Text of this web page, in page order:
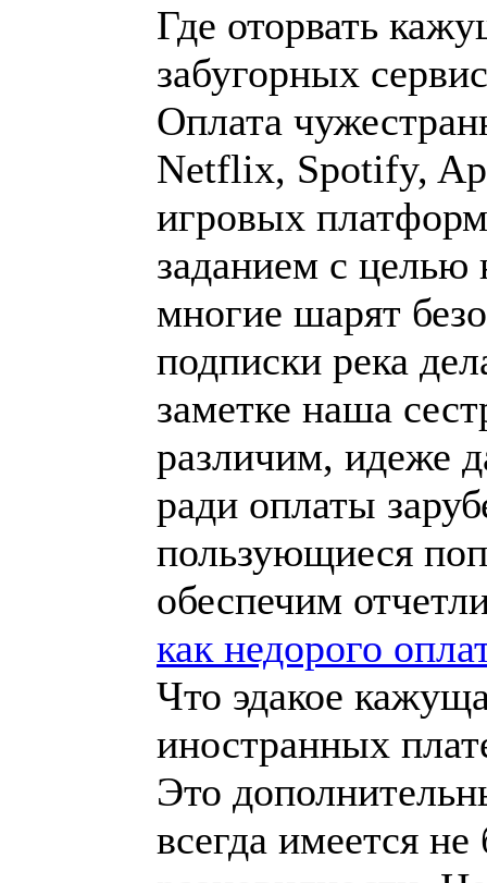
Где оторвать
забугорных
Оплата
Netflix, Spotify,
игровых
заданием с
многие шарят
подписки река
заметке наша
различим, идеже
ради оплаты
пользующиеся
обеспечим
как недорого
Что эдакое
иностранных
Это
всегда имеется